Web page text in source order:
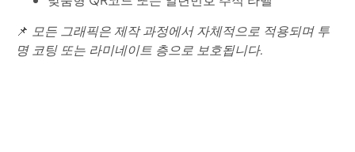
📌 모든 그래픽은 제작 과정에서 자체적으로 적용되며 투
명 코팅 또는 라미네이트 층으로 보호됩니다.